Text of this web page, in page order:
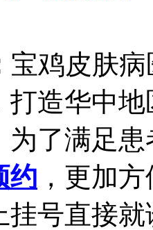
宝鸡皮肤
打造华中
为了满足
约 ，更加
挂号直接